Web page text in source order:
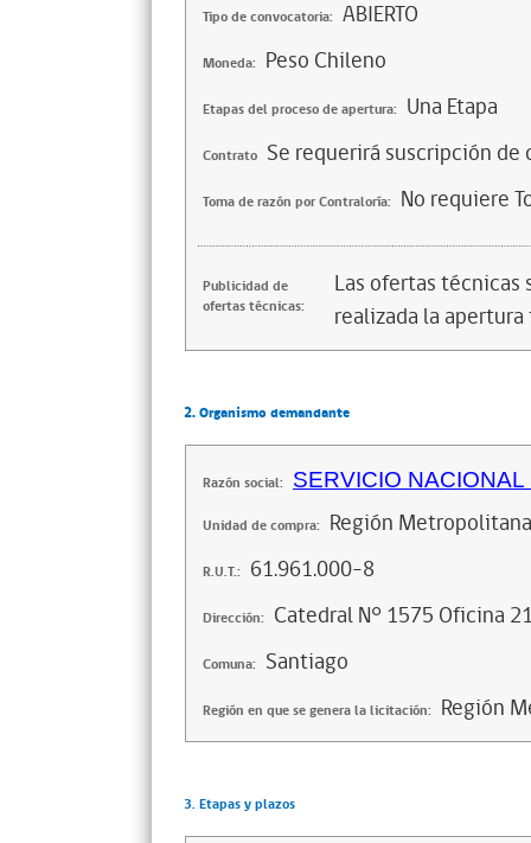
Tipo de convocatoria: ABIERTO
Moneda: Peso Chileno
Etapas del proceso de apertura: Una Etapa
Contrato Se requerirá suscripción
Toma de razón por Contraloría: No requiere
Publicidad de
ofertas técnicas:
Las ofertas
realizada la
2. Organismo demandante
Razón social: SERVICIO
Unidad de compra: Región Metropolitana
R.U.T.: 61.961.000-8
Dirección: Catedral N° 1575 Oficina
Comuna: Santiago
Región en que se genera la licitación: Región
3. Etapas y plazos